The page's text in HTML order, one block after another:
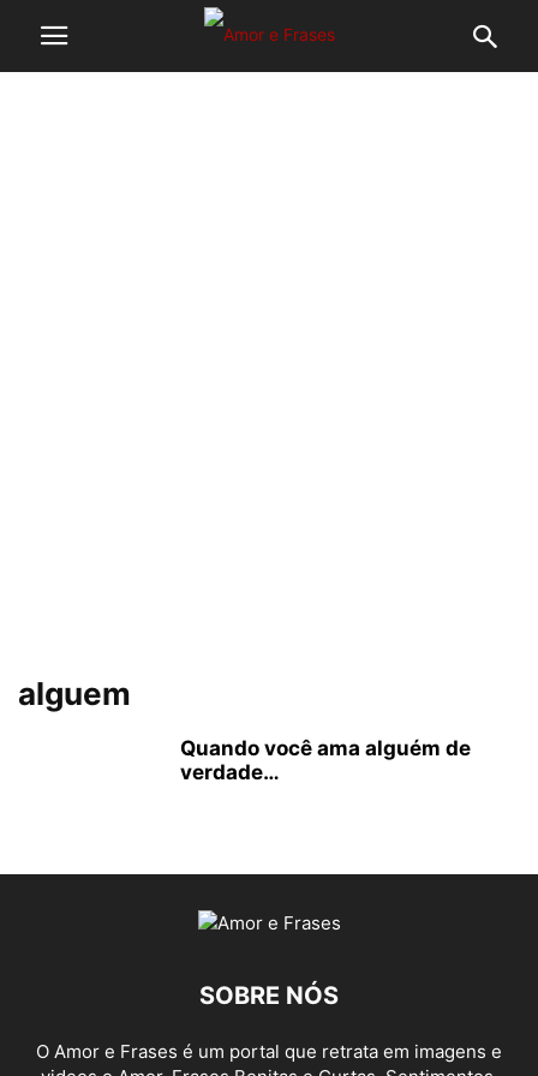
alguem
Quando você ama alguém de
verdade…
SOBRE NÓS
O Amor e Frases é um portal que retrata em imagens e